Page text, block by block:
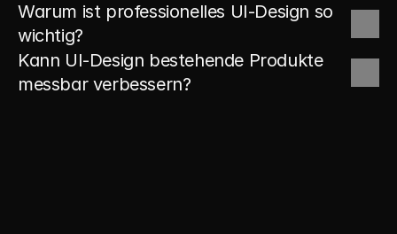
Warum ist professionelles UI-Design so
wichtig?
Kann UI-Design bestehende Produkte
messbar verbessern?